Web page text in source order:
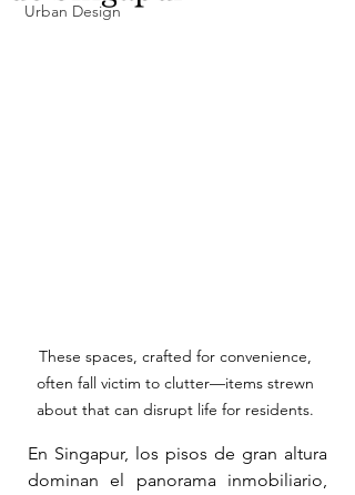
Urban Design
These spaces, crafted for convenience,
often fall victim to clutter—items strewn
about that can disrupt life for residents.
En Singapur, los pisos de gran altura
dominan el panorama inmobiliario,